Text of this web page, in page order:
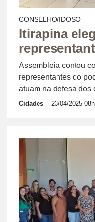
CONSELHO/IDOSO
Itirapina
Assembleia contou
representantes do
atuam na defesa dos
Cidades 23/04/2025